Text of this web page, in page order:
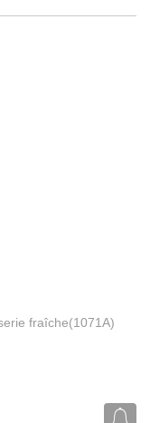
fraîche(1071A)